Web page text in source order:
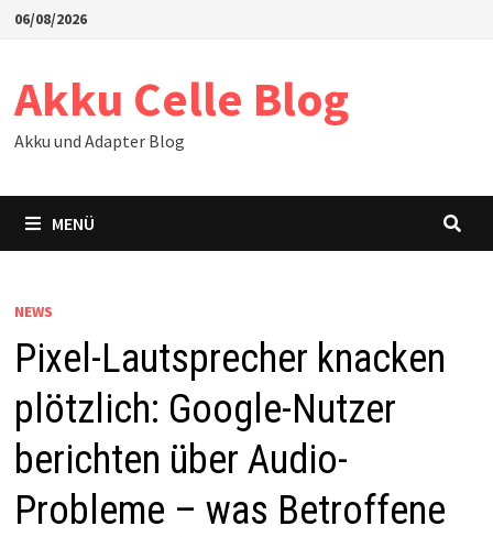
Zum06/08/2026
Akku Celle Blog
Akku und Adapter Blog
MENÜ
NEWS
Pixel-Lautsprecher knacken
plötzlich: Google-Nutzer
berichten über Audio-
Probleme – was Betroffene